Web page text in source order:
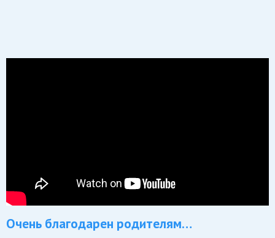
Очень благодарен родителям…